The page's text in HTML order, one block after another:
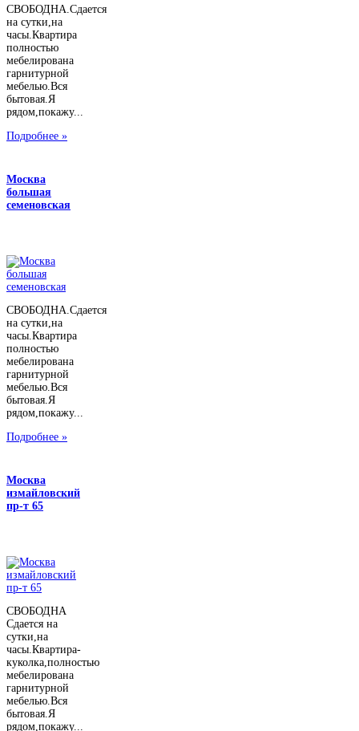
СВОБОДНА.Сдается
на сутки,на
часы.Квартира
полностью
мебелирована
гарнитурной
мебелью.Вся
бытовая.Я
рядом,покажу...
Подробнее »
Москва
большая
семеновская
СВОБОДНА.Сдается
на сутки,на
часы.Квартира
полностью
мебелирована
гарнитурной
мебелью.Вся
бытовая.Я
рядом,покажу...
Подробнее »
Москва
измайловский
пр-т 65
СВОБОДНА
Сдается на
сутки,на
часы.Квартира-
куколка,полностью
мебелирована
гарнитурной
мебелью.Вся
бытовая.Я
рядом,покажу...